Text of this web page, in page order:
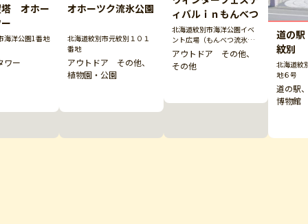
塔 オホー
海洋公園1番地
ワー
オホーツク流氷公園
北海道紋別市元紋別１０１
番地
アウトドア その他、
植物園・公園
ィバルｉｎもんべつ
北海道紋別市海洋公園イベ
ント広場（もんべつ流氷ま
つり会場）
アウトドア その他、
その他
道の
紋別
北海道紋
地６号
道の駅
博物館